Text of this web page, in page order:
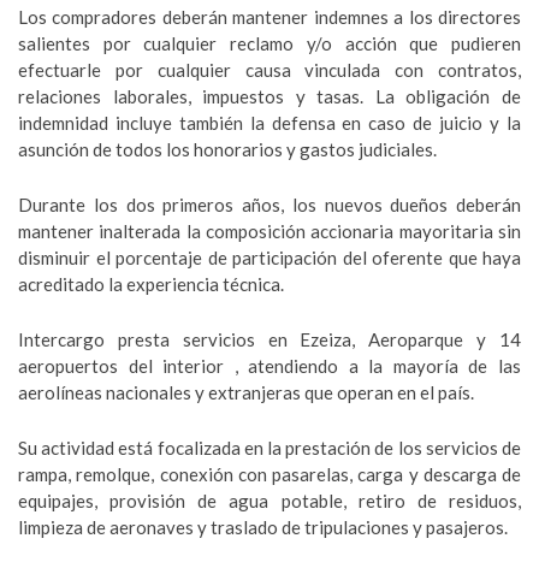
Los compradores deberán mantener indemnes a los directores
salientes por cualquier reclamo y/o acción que pudieren
efectuarle por cualquier causa vinculada con contratos,
relaciones laborales, impuestos y tasas. La obligación de
indemnidad incluye también la defensa en caso de juicio y la
asunción de todos los honorarios y gastos judiciales.
Durante los dos primeros años, los nuevos dueños deberán
mantener inalterada la composición accionaria mayoritaria sin
disminuir el porcentaje de participación del oferente que haya
acreditado la experiencia técnica.
Intercargo presta servicios en Ezeiza, Aeroparque y 14
aeropuertos del interior , atendiendo a la mayoría de las
aerolíneas nacionales y extranjeras que operan en el país.
Su actividad está focalizada en la prestación de los servicios de
rampa, remolque, conexión con pasarelas, carga y descarga de
equipajes, provisión de agua potable, retiro de residuos,
limpieza de aeronaves y traslado de tripulaciones y pasajeros.